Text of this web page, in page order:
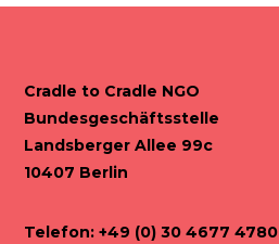
Cradle to Cradle NGO
Bundesgeschäftsstelle
Landsberger Allee 99c
10407 Berlin
Telefon: +49 (0) 30 4677 4780